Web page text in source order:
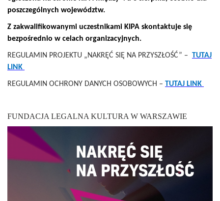
poszczególnych województw.
Z zakwalifikowanymi uczestnikami KIPA skontaktuje się
bezpośrednio w celach organizacyjnych.
REGULAMIN PROJEKTU „NAKRĘĆ SIĘ NA PRZYSZŁOŚĆ” – TUTAJ
LINK
REGULAMIN OCHRONY DANYCH OSOBOWYCH – TUTAJ LINK
FUNDACJA LEGALNA KULTURA W WARSZAWIE